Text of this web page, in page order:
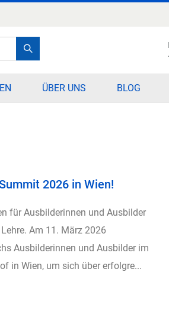
ÜBER UNS BLOG
2026 in Wien!
für Ausbilderinnen und Ausbilder
Am 11. März 2026
Ausbilderinnen und Ausbilder im
in Wien, um sich über erfolgre...